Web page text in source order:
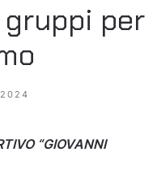
per
“GIOVANNI